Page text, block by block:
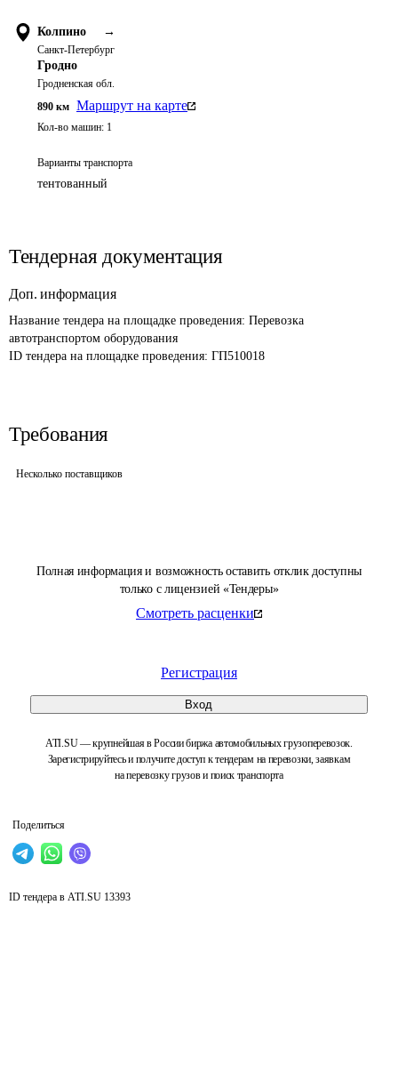
Полная информация и возможность оставить отклик доступны
только с лицензией «Тендеры»
Смотреть расценки
Регистрация
Вход
ATI.SU — крупнейшая в России биржа автомобильных грузоперевозок.
Зарегистрируйтесь и получите доступ к тендерам на перевозки, заявкам
на перевозку грузов и поиск транспорта
Поделиться
Колпино →
Санкт-Петербург
Гродно
Гродненская обл.
890 км Маршрут на карте
Кол-во машин: 1
Варианты транспорта
тентованный
Тендерная документация
Доп. информация
Название тендера на площадке проведения: Перевозка
автотранспортом оборудования
ID тендера на площадке проведения: ГП510018
Требования
Несколько поставщиков
ID тендера в ATI.SU 13393